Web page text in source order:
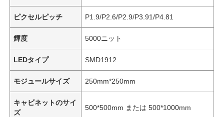
ピクセルピッチ P1.9/P2.6/P2.9/P3.91/P4.81
輝度 5000ニット
LEDタイプ SMD1912
モジュールサイズ 250mm*250mm
キャビネットのサイ
ズ
500*500mm または 500*1000mm